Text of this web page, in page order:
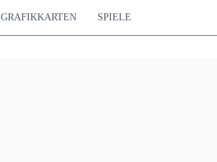
GRAFIKKARTEN SPIELE